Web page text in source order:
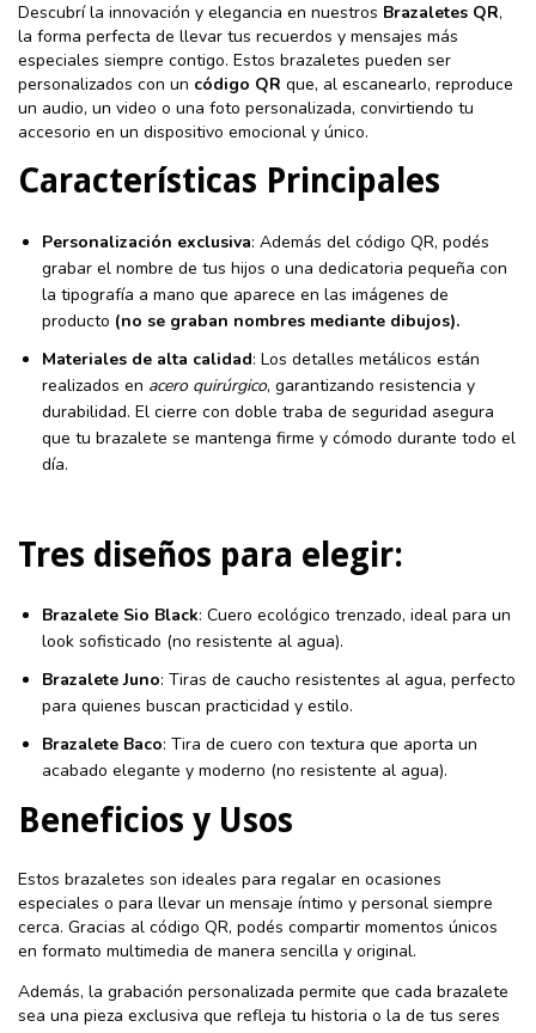
Descubrí la innovación y elegancia en nuestros Brazaletes QR,
la forma perfecta de llevar tus recuerdos y mensajes más
especiales siempre contigo. Estos brazaletes pueden ser
personalizados con un código QR que, al escanearlo, reproduce
un audio, un video o una foto personalizada, convirtiendo tu
accesorio en un dispositivo emocional y único.
Características Principales
Personalización exclusiva: Además del código QR, podés
grabar el nombre de tus hijos o una dedicatoria pequeña con
la tipografía a mano que aparece en las imágenes de
producto (no se graban nombres mediante dibujos).
Materiales de alta calidad: Los detalles metálicos están
realizados en acero quirúrgico, garantizando resistencia y
durabilidad. El cierre con doble traba de seguridad asegura
que tu brazalete se mantenga firme y cómodo durante todo el
día.
Tres diseños para elegir:
Brazalete Sio Black: Cuero ecológico trenzado, ideal para un
look sofisticado (no resistente al agua).
Brazalete Juno: Tiras de caucho resistentes al agua, perfecto
para quienes buscan practicidad y estilo.
Brazalete Baco: Tira de cuero con textura que aporta un
acabado elegante y moderno (no resistente al agua).
Beneficios y Usos
Estos brazaletes son ideales para regalar en ocasiones
especiales o para llevar un mensaje íntimo y personal siempre
cerca. Gracias al código QR, podés compartir momentos únicos
en formato multimedia de manera sencilla y original.
Además, la grabación personalizada permite que cada brazalete
sea una pieza exclusiva que refleja tu historia o la de tus seres